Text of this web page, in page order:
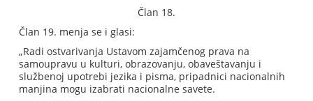
Član 18.
Član 19. menja se i glasi:
„Radi ostvarivanja Ustavom zajamčenog prava na
samoupravu u kulturi, obrazovanju, obaveštavanju i
službenoj upotrebi jezika i pisma, pripadnici nacionalnih
manjina mogu izabrati nacionalne savete.